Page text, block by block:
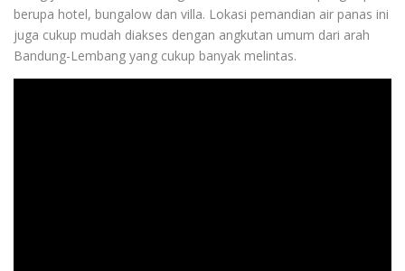
berupa hotel, bungalow dan villa. Lokasi pemandian air panas ini
juga cukup mudah diakses dengan angkutan umum dari arah
Bandung-Lembang yang cukup banyak melintas.